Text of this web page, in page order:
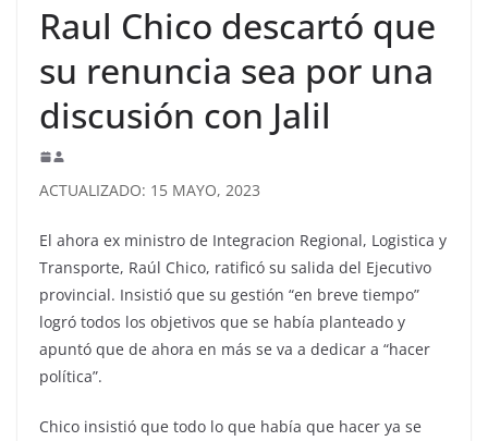
Raul Chico descartó que
su renuncia sea por una
discusión con Jalil
ACTUALIZADO: 15 MAYO, 2023
El ahora ex ministro de Integracion Regional, Logistica y
Transporte, Raúl Chico, ratificó su salida del Ejecutivo
provincial. Insistió que su gestión “en breve tiempo”
logró todos los objetivos que se había planteado y
apuntó que de ahora en más se va a dedicar a “hacer
política”.
Chico insistió que todo lo que había que hacer ya se